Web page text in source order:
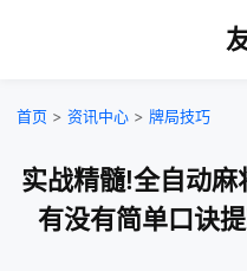
首页 > 资讯中心 > 牌局技巧
实战精髓!全自动麻
有没有简单口诀